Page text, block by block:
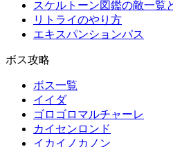
スケルトーン図鑑の敵一覧
リトライのやり方
エキスパンションパス
ボス攻略
ボス一覧
イイダ
ゴロゴロマルチャーレ
カイセンロンド
イカイノカノン